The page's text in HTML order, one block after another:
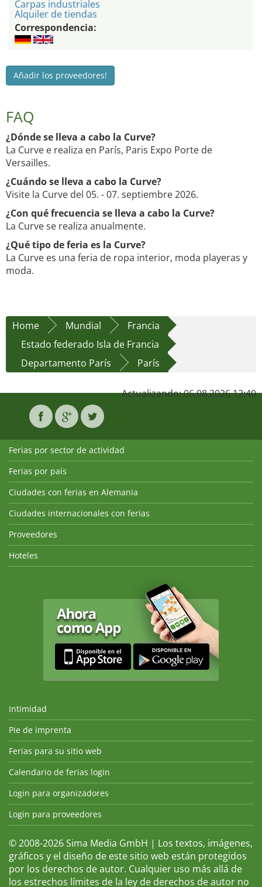
Carpas industriales
Alquiler de tiendas
Correspondencia:
Añadir los proveedores!
FAQ
¿Dónde se lleva a cabo la Curve?
La Curve e realiza en París, Paris Expo Porte de
Versailles.
¿Cuándo se lleva a cabo la Curve?
Visite la Curve del 05. - 07. septiembre 2026.
¿Con qué frecuencia se lleva a cabo la Curve?
La Curve se realiza anualmente.
¿Qué tipo de feria es la Curve?
La Curve es una feria de ropa interior, moda playeras y
moda.
Home Mundial
Francia
Estado federado Isla de Francia
Departamento París
París
Actualizando: 06.08.2026 12:40
Ferias por sector de actividad
Ferias por país
Ciudades con ferias en Alemania
Ciudades internacionales con ferias
Proveedores
Hoteles
Intimidad
Pie de imprenta
Ferias para su sitio web
Calendario de ferias login
Login para organizadores
Login para proveedores
© 2008-2026 Sima Media GmbH | Los textos, imágenes,
gráficos y el diseño de este sitio web están protegidos
por los derechos de autor. Cualquier uso más allá de
los estrechos límites de la ley de derechos de autor no